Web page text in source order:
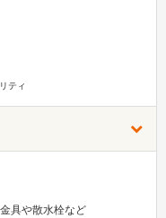
ティ
具や散水栓など